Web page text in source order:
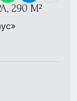
290 М²